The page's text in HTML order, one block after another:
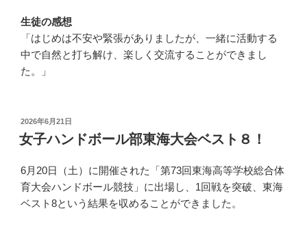
生徒の感想
「はじめは不安や緊張がありましたが、一緒に活動する
中で自然と打ち解け、楽しく交流することができまし
た。」
投
稿
日:
2026年6月21日
女子ハンドボール部東海大会ベスト８！
6月20日（土）に開催された「第73回東海高等学校総合体
育大会ハンドボール競技」に出場し、1回戦を突破、東海
ベスト8という結果を収めることができました。